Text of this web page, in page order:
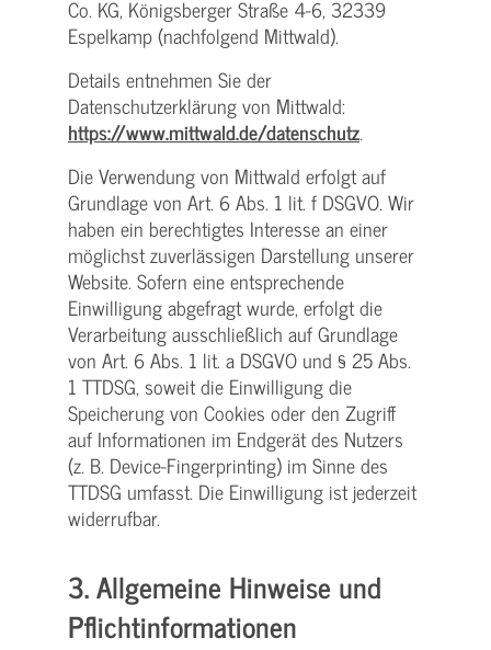
Co. KG, Königsberger Straße 4-6, 32339
Espelkamp (nachfolgend Mittwald).
Details entnehmen Sie der
Datenschutzerklärung von Mittwald:
https://www.mittwald.de/datenschutz.
Die Verwendung von Mittwald erfolgt auf
Grundlage von Art. 6 Abs. 1 lit. f DSGVO. Wir
haben ein berechtigtes Interesse an einer
möglichst zuverlässigen Darstellung unserer
Website. Sofern eine entsprechende
Einwilligung abgefragt wurde, erfolgt die
Verarbeitung ausschließlich auf Grundlage
von Art. 6 Abs. 1 lit. a DSGVO und § 25 Abs.
1 TTDSG, soweit die Einwilligung die
Speicherung von Cookies oder den Zugriff
auf Informationen im Endgerät des Nutzers
(z. B. Device-Fingerprinting) im Sinne des
TTDSG umfasst. Die Einwilligung ist jederzeit
widerrufbar.
3. Allgemeine Hinweise und
Pflicht­informationen